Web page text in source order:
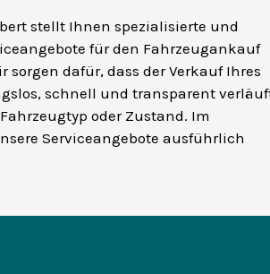
stellt Ihnen spezialisierte und
für den Fahrzeugankauf
sorgen dafür, dass der Verkauf Ihres
schnell und transparent
oder Zustand. Im
Serviceangebote ausführlich